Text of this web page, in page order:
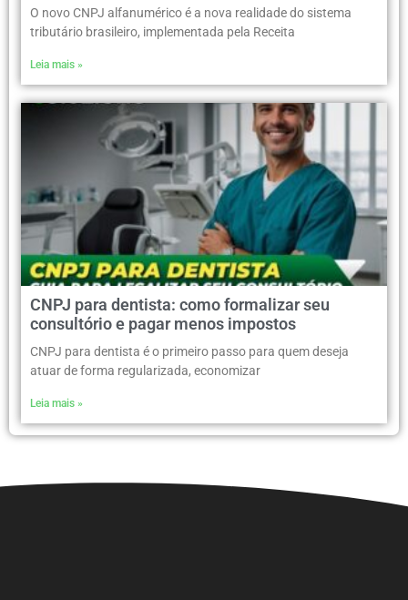
O novo CNPJ alfanumérico é a nova realidade do sistema
tributário brasileiro, implementada pela Receita
Leia mais »
CNPJ para dentista: como formalizar seu
consultório e pagar menos impostos
CNPJ para dentista é o primeiro passo para quem deseja
atuar de forma regularizada, economizar
Leia mais »